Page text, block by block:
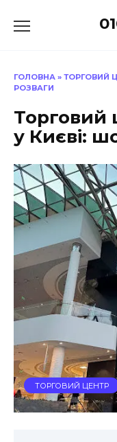
до
ГОЛОВНА » ТОРГОВИЙ
РОЗВАГИ
Торговий
у Києві:
ТОРГОВИЙ ЦЕНТР